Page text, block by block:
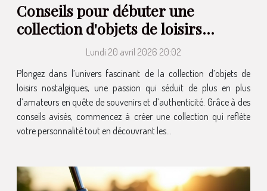
Conseils pour débuter une
collection d'objets de loisirs
nostalgiquesLundi 20 avril 2026 20:02
Plongez dans l’univers fascinant de la collection d’objets de
loisirs nostalgiques, une passion qui séduit de plus en plus
d’amateurs en quête de souvenirs et d’authenticité. Grâce à des
conseils avisés, commencez à créer une collection qui reflète
votre personnalité tout en découvrant les...